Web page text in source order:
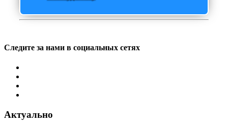
Следите за нами в социальных сетях
Актуально